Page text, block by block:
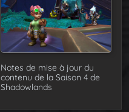
Notes de mise à jour du
contenu de la Saison 4 de
Shadowlands